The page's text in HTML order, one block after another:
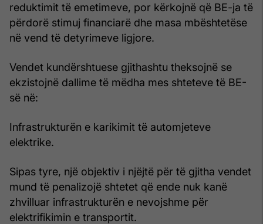
reduktimit të emetimeve, por kërkojnë që BE-ja të
përdorë stimuj financiarë dhe masa mbështetëse
në vend të detyrimeve ligjore.
Vendet kundërshtuese gjithashtu theksojnë se
ekzistojnë dallime të mëdha mes shteteve të BE-
së në:
Infrastrukturën e karikimit të automjeteve
elektrike.
Sipas tyre, një objektiv i njëjtë për të gjitha vendet
mund të penalizojë shtetet që ende nuk kanë
zhvilluar infrastrukturën e nevojshme për
elektrifikimin e transportit.